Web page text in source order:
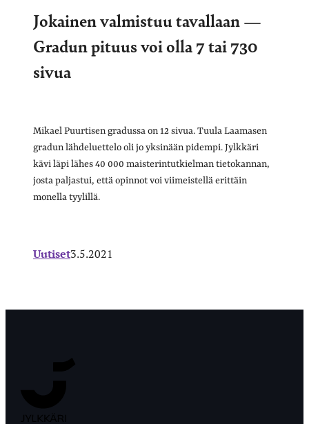
Jokainen valmistuu tavallaan —
Gradun pituus voi olla 7 tai 730
sivua
Mikael Puurtisen gradussa on 12 sivua. Tuula Laamasen
gradun lähdeluettelo oli jo yksinään pidempi. Jylkkäri
kävi läpi lähes 40 000 maisterintutkielman tietokannan,
josta paljastui, että opinnot voi viimeistellä erittäin
monella tyylillä.
Uutiset3.5.2021